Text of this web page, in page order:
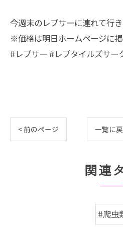
今週末のレプサーに連れて行き
※価格は明日ホームページに
#レプサー #レプタイルズサー
< 前のページ 一覧に
関連
#爬虫